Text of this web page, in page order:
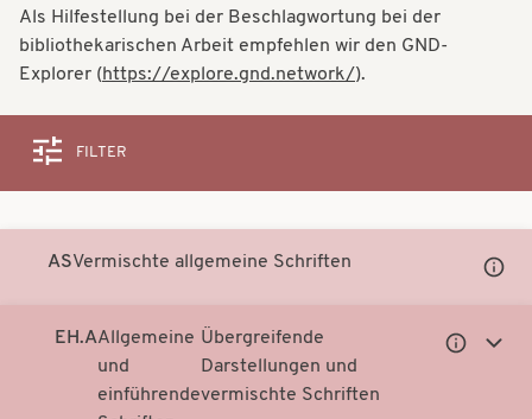
Als Hilfestellung bei der Beschlagwortung bei der
bibliothekarischen Arbeit empfehlen wir den GND-
Explorer (https://explore.gnd.network/).
Suche
FILTER
ASVermischte allgemeine Schriften
EH.AAllgemeine
und
einführende
Übergreifende
Darstellungen und
vermischte Schriften